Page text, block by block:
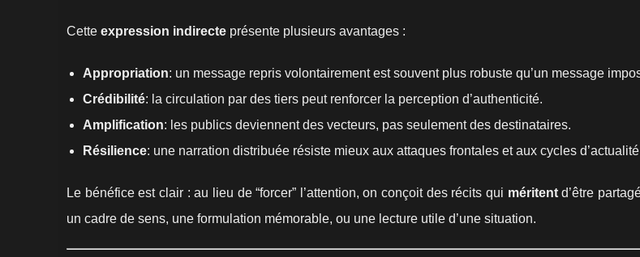
Cette expression indirecte présente plusieurs avantages :
Appropriation: un message repris volontairement est souvent plus robuste qu’un message
Crédibilité: la circulation par des tiers peut renforcer la perception d’authenticité.
Amplification: les publics deviennent des vecteurs, pas seulement des destinataires.
Résilience: une narration distribuée résiste mieux aux attaques frontales et aux cycles
Le bénéfice est clair : au lieu de “forcer” l’attention, on conçoit des récits qui méritentd’être
un cadre de sens, une formulation mémorable, ou une lecture utile d’une situation.